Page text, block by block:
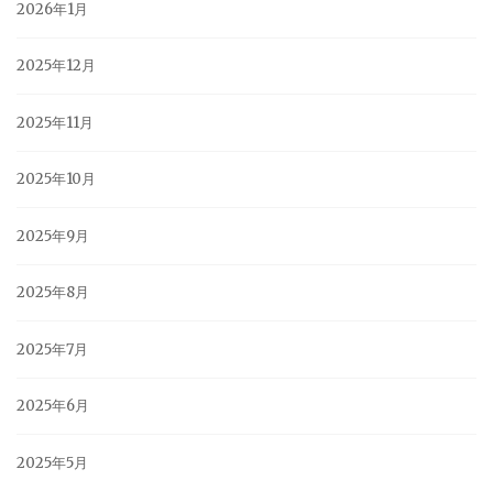
2026年1月
2025年12月
2025年11月
2025年10月
2025年9月
2025年8月
2025年7月
2025年6月
2025年5月